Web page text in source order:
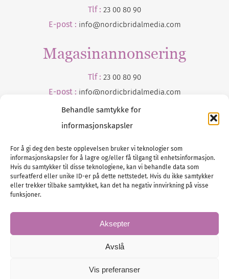
Behandle samtykke for
informasjonskapsler
For å gi deg den beste opplevelsen bruker vi teknologier som
informasjonskapsler for å lagre og/eller få tilgang til enhetsinformasjon.
Hvis du samtykker til disse teknologiene, kan vi behandle data som
surfeatferd eller unike ID-er på dette nettstedet. Hvis du ikke samtykker
eller trekker tilbake samtykket, kan det ha negativ innvirkning på visse
funksjoner.
Aksepter
Avslå
Vis preferanser
Tlf : 23 00 80 90
E-post : info@nordicbridalmedia.com
Magasinannonsering
Tlf : 23 00 80 90
E-post : info@nordicbridalmedia.com
Tlf :23 00 80 90
© All rights reserved.
VAT: NO911740648